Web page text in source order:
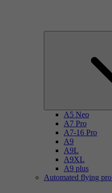
A5 Neo
A7 Pro
A7-16 Pro
A9
A9L
A9XL
A9 plus
Automated flying